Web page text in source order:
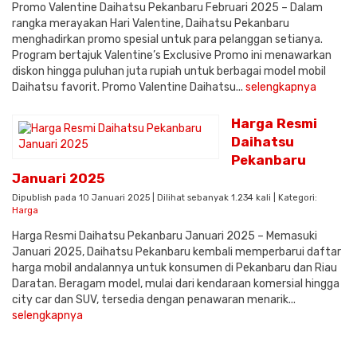
Promo Valentine Daihatsu Pekanbaru Februari 2025 – Dalam
rangka merayakan Hari Valentine, Daihatsu Pekanbaru
menghadirkan promo spesial untuk para pelanggan setianya.
Program bertajuk Valentine’s Exclusive Promo ini menawarkan
diskon hingga puluhan juta rupiah untuk berbagai model mobil
Daihatsu favorit. Promo Valentine Daihatsu... selengkapnya
Harga Resmi
Daihatsu
Pekanbaru
Januari 2025
Dipublish pada 10 Januari 2025 | Dilihat sebanyak 1.234 kali | Kategori:
Harga
Harga Resmi Daihatsu Pekanbaru Januari 2025 – Memasuki
Januari 2025, Daihatsu Pekanbaru kembali memperbarui daftar
harga mobil andalannya untuk konsumen di Pekanbaru dan Riau
Daratan. Beragam model, mulai dari kendaraan komersial hingga
city car dan SUV, tersedia dengan penawaran menarik...
selengkapnya